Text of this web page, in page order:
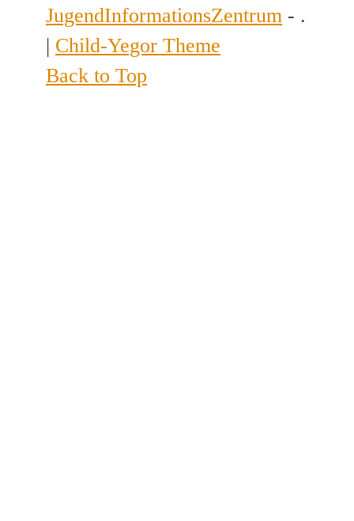
JugendInformationsZentrum - .
| Child-Yegor Theme
Back to Top